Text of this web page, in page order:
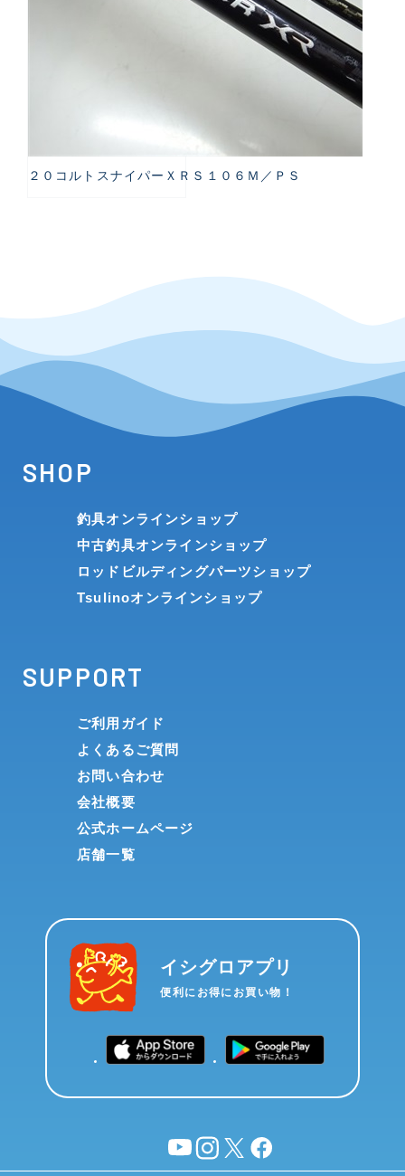
２０コルトスナイパーＸＲＳ１０６Ｍ／ＰＳ
SHOP
釣具オンラインショップ
中古釣具オンラインショップ
ロッドビルディングパーツショップ
Tsulinoオンラインショップ
SUPPORT
ご利用ガイド
よくあるご質問
お問い合わせ
会社概要
公式ホームページ
店舗一覧
イシグロアプリ
便利にお得にお買い物！
YouTubeinstagram
X facebook